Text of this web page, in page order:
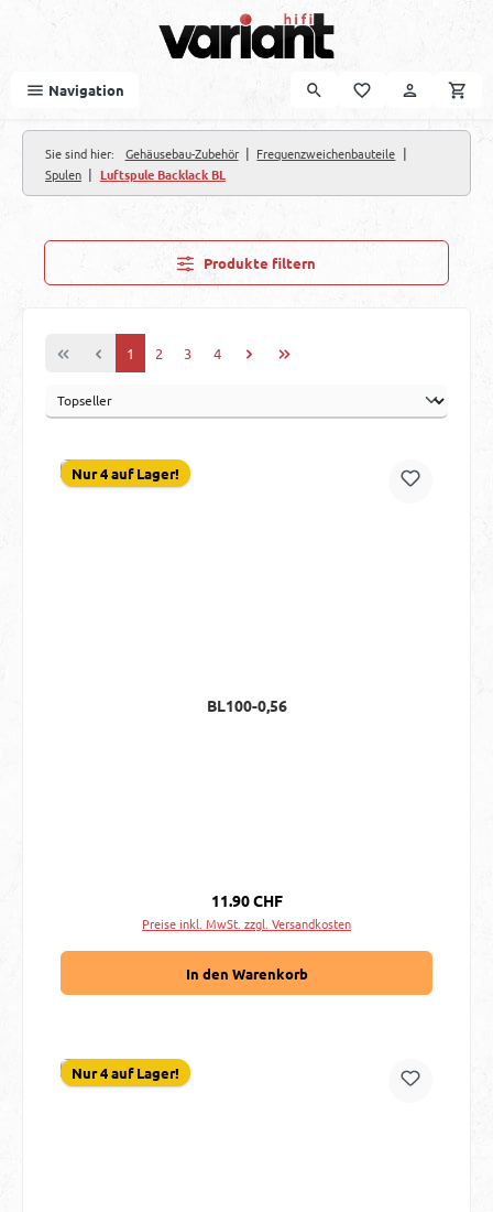
Navigation
Sie sind hier: Gehäusebau-Zubehör | Frequenzweichenbauteile |
Spulen | Luftspule Backlack BL
Produkte filtern
Seite
1 Seite
2 Seite
3 Seite
4
Nur 4 auf Lager!
BL100-0,56
Regulärer Preis:
11.90 CHF
Preise inkl. MwSt. zzgl. Versandkosten
In den Warenkorb
Nur 4 auf Lager!